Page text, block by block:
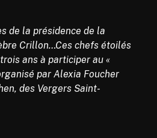
de la présidence de la
Crillon…Ces chefs étoilés
ans à participer au «
par Alexia Foucher
des Vergers Saint-